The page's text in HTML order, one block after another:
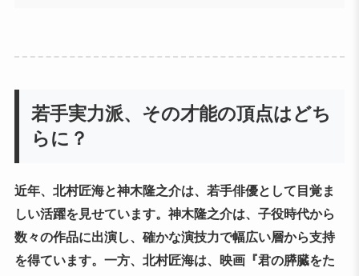
若手実力派、その才能の頂点はどち
らに？
近年、北村匠海と神木隆之介は、若手俳優として目覚ま
しい活躍を見せています。神木隆之介は、子役時代から
数々の作品に出演し、確かな演技力で幅広い層から支持
を得ています。一方、北村匠海は、映画『君の膵臓をた